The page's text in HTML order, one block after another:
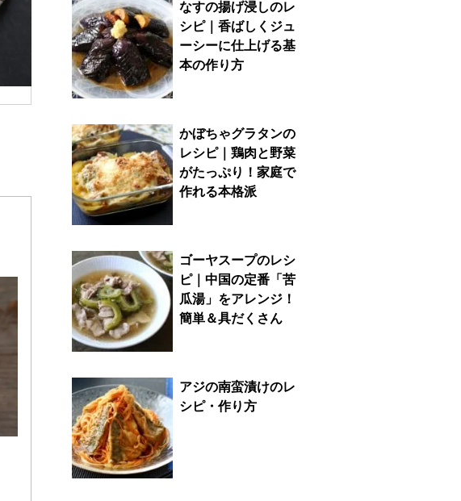
なすの揚げ浸しのレ
シピ｜香ばしくジュ
ーシーに仕上げる基
本の作り方
かぼちゃグラタンの
レシピ｜鶏肉と野菜
がたっぷり！家庭で
作れる本格派
ゴーヤスープのレシ
ピ｜中国の定番「苦
瓜湯」をアレンジ！
簡単＆具だくさん
アジの南蛮漬けのレ
シピ・作り方